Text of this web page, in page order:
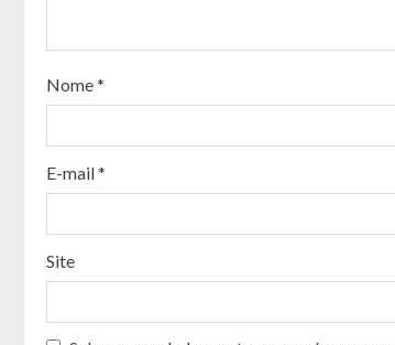
a
d
i
n
g
Nome*
E-mail*
Site